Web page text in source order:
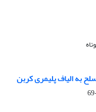
به الیاف پلیمری کربن